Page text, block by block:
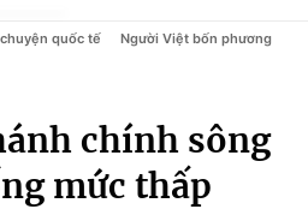
quốc tế Người Việt bốn phương
chính sông
mức thấp